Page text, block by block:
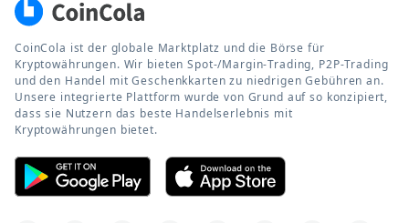
CoinCola ist der globale Marktplatz und die Börse für
Kryptowährungen. Wir bieten Spot-/Margin-Trading, P2P-Trading
und den Handel mit Geschenkkarten zu niedrigen Gebühren an.
Unsere integrierte Plattform wurde von Grund auf so konzipiert,
dass sie Nutzern das beste Handelserlebnis mit
Kryptowährungen bietet.